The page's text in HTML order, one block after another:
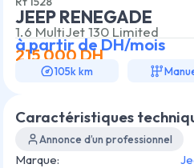
Caractéristiques
Annonce d’un professionnel
Marque:
JEEP RENEGADE
1.6 MultiJet 130 Limited
à partir deDH/mois
215 000DH
105k km